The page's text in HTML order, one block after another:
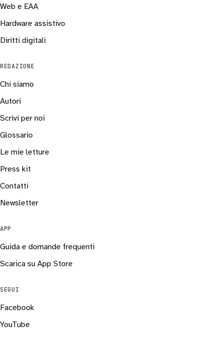
Web e EAA
Hardware assistivo
Diritti digitali
REDAZIONE
Chi siamo
Autori
Scrivi per noi
Glossario
Le mie letture
Press kit
Contatti
Newsletter
APP
Guida e domande frequenti
Scarica su App Store
SEGUI
Facebook
YouTube